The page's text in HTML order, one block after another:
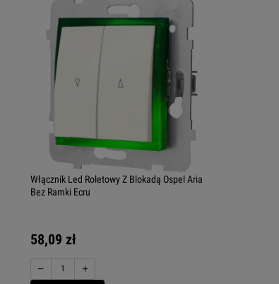
Włącznik Led Roletowy Z Blokadą Ospel Aria
Bez Ramki Ecru
58,09 zł
− +